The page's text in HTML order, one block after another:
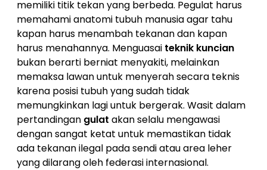
memiliki titik tekan yang berbeda. Pegulat harus
memahami anatomi tubuh manusia agar tahu
kapan harus menambah tekanan dan kapan
harus menahannya. Menguasai teknik kuncian
bukan berarti berniat menyakiti, melainkan
memaksa lawan untuk menyerah secara teknis
karena posisi tubuh yang sudah tidak
memungkinkan lagi untuk bergerak. Wasit dalam
pertandingan gulat akan selalu mengawasi
dengan sangat ketat untuk memastikan tidak
ada tekanan ilegal pada sendi atau area leher
yang dilarang oleh federasi internasional.